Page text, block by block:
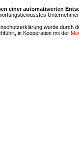
einer automatisierten
wurde durch
in Kooperation mit der